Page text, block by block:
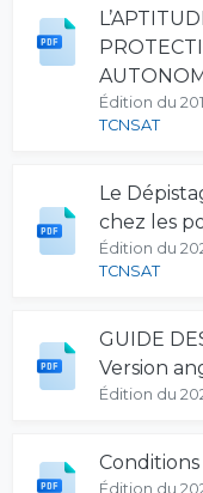
Édition du
TCNSAT
Le
chez les
Édition du
TCNSAT
GUIDE
Version
Édition du
Édition du